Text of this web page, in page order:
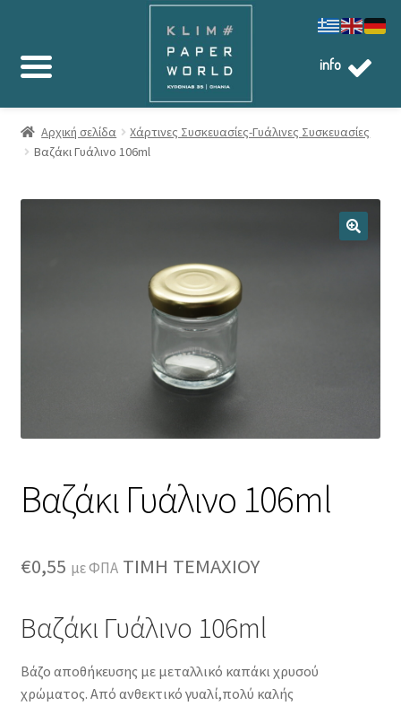
Αρχική σελίδα
Χάρτινες Συσκευασίες-Γυάλινες Συσκευασίες
Βαζάκι Γυάλινο 106ml
Βαζάκι Γυάλινο 106ml
€0,55 με ΦΠΑ ΤΙΜΗ ΤΕΜΑΧΙΟΥ
Βαζάκι Γυάλινο 106ml
Βάζο αποθήκευσης με μεταλλικό καπάκι χρυσού
χρώματος. Από ανθεκτικό γυαλί,πολύ καλής
info